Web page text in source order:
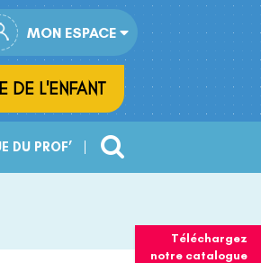
Téléchargez
notre catalogue
MON ESPACE
DE L'ENFANT
DU PROF’